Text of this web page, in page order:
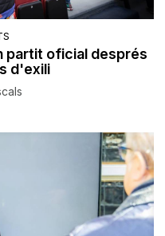
partit oficial després
d'exili